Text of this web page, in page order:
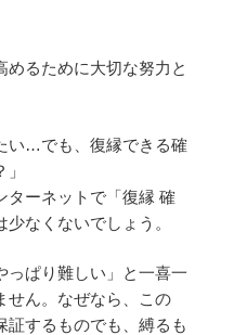
るために大切な努力と
い…でも、復縁できる確
ターネットで「復縁 確
なくないでしょう。
っぱり難しい」と一喜一
せん。なぜなら、この
証するものでも、縛るも